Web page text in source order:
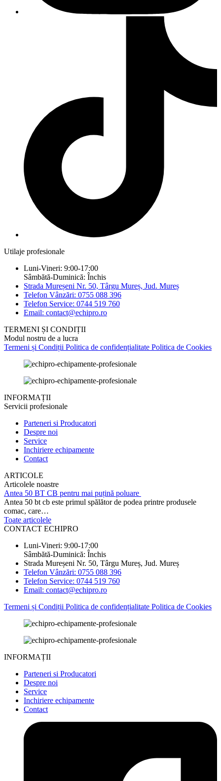
Utilaje profesionale
Luni-Vineri: 9:00-17:00
Sâmbătă-Duminică: Închis
Strada Mureșeni Nr. 50, Târgu Mureș, Jud. Mureș
Telefon Vânzări: 0755 088 396
Telefon Service: 0744 519 760
Email: contact@echipro.ro
TERMENI ȘI CONDIȚII
Modul nostru de a lucra
Termeni și Condiții Politica de confidențialitate Politica de Cookies
INFORMAȚII
Servicii profesionale
Parteneri si Producatori
Despre noi
Service
Inchiriere echipamente
Contact
ARTICOLE
Articolele noastre
Antea 50 BT CB pentru mai puțină poluare
Antea 50 bt cb este primul spălător de podea printre produsele
comac, care…
Toate articolele
CONTACT ECHIPRO
Luni-Vineri: 9:00-17:00
Sâmbătă-Duminică: Închis
Strada Mureșeni Nr. 50, Târgu Mureș, Jud. Mureș
Telefon Vânzări: 0755 088 396
Telefon Service: 0744 519 760
Email: contact@echipro.ro
Termeni și Condiții Politica de confidențialitate Politica de Cookies
INFORMAȚII
Parteneri si Producatori
Despre noi
Service
Inchiriere echipamente
Contact